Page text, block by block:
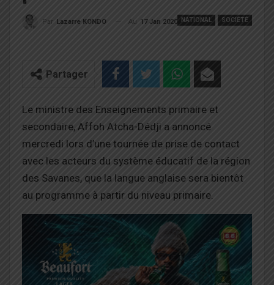
NATIONAL SOCIÉTÉ
Par Lazarre KONDO Au 17 Jan 2020
Partager
Le ministre des Enseignements primaire et
secondaire, Affoh Atcha-Dédji a annoncé
mercredi lors d’une tournée de prise de contact
avec les acteurs du système éducatif de la région
des Savanes, que la langue anglaise sera bientôt
au programme à partir du niveau primaire.